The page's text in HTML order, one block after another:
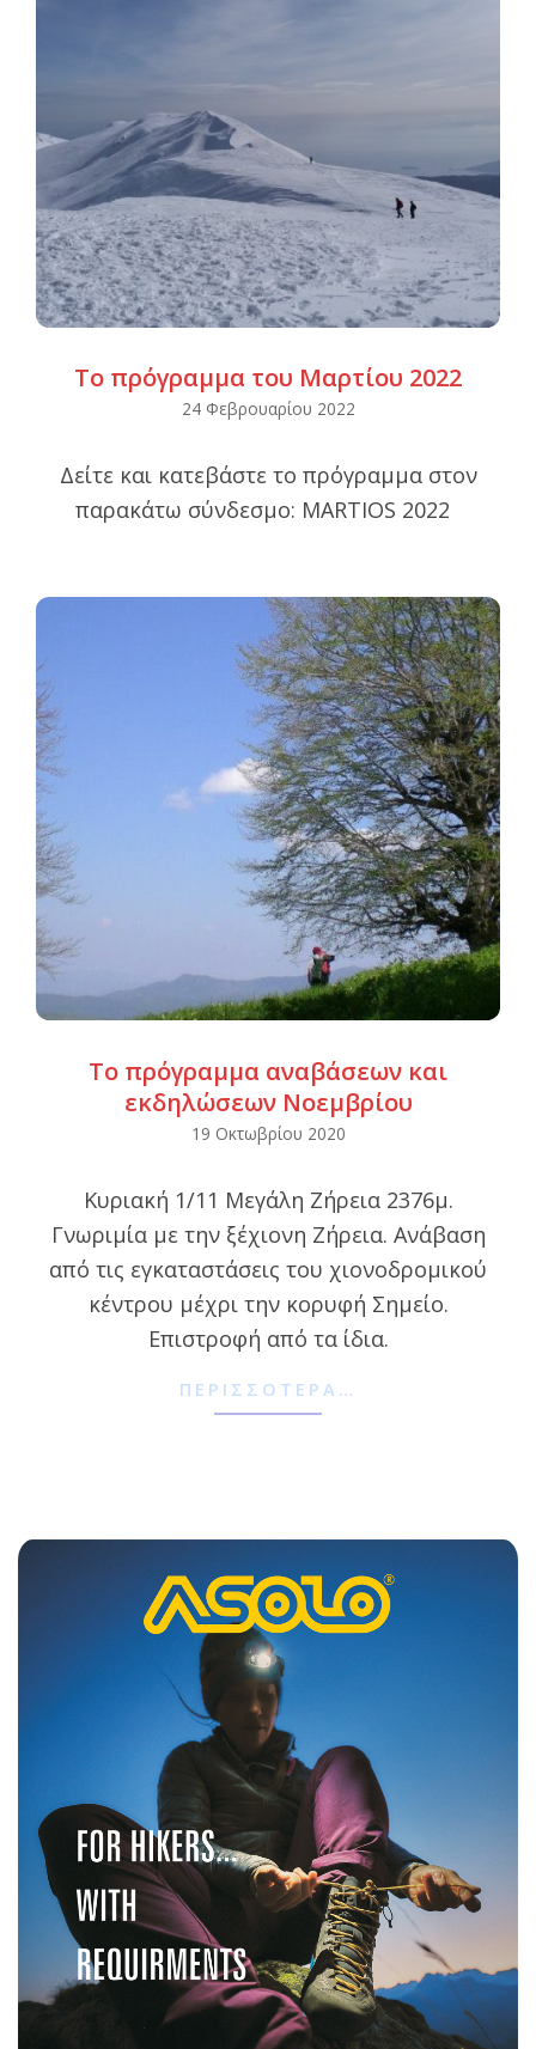
Το πρόγραμμα του Μαρτίου 2022
24 Φεβρουαρίου 2022
Δείτε και κατεβάστε το πρόγραμμα στον
παρακάτω σύνδεσμο: MARTIOS 2022
Το πρόγραμμα αναβάσεων και
εκδηλώσεων Νοεμβρίου
19 Οκτωβρίου 2020
Κυριακή 1/11 Μεγάλη Ζήρεια 2376μ.
Γνωριμία με την ξέχιονη Ζήρεια. Ανάβαση
από τις εγκαταστάσεις του χιονοδρομικού
κέντρου μέχρι την κορυφή Σημείο.
Επιστροφή από τα ίδια.
ΠΕΡΙΣΣΌΤΕΡΑ…